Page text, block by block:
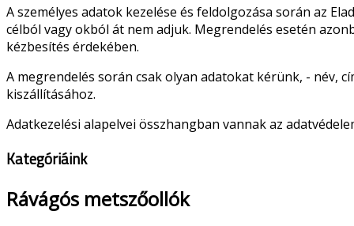
A személyes adatok kezelése és feldolgozása során az
célból vagy okból át nem adjuk. Megrendelés esetén
kézbesítés érdekében.
A megrendelés során csak olyan adatokat kérünk, - név,
kiszállításához.
Adatkezelési alapelvei összhangban vannak az
Kategóriáink
Rávágós metszőollók